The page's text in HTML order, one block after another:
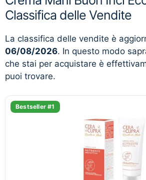
Classifica delle Vendite
La classifica delle vendite è
06/08/2026. In questo modo
che stai per acquistare è
puoi trovare.
Bestseller #1